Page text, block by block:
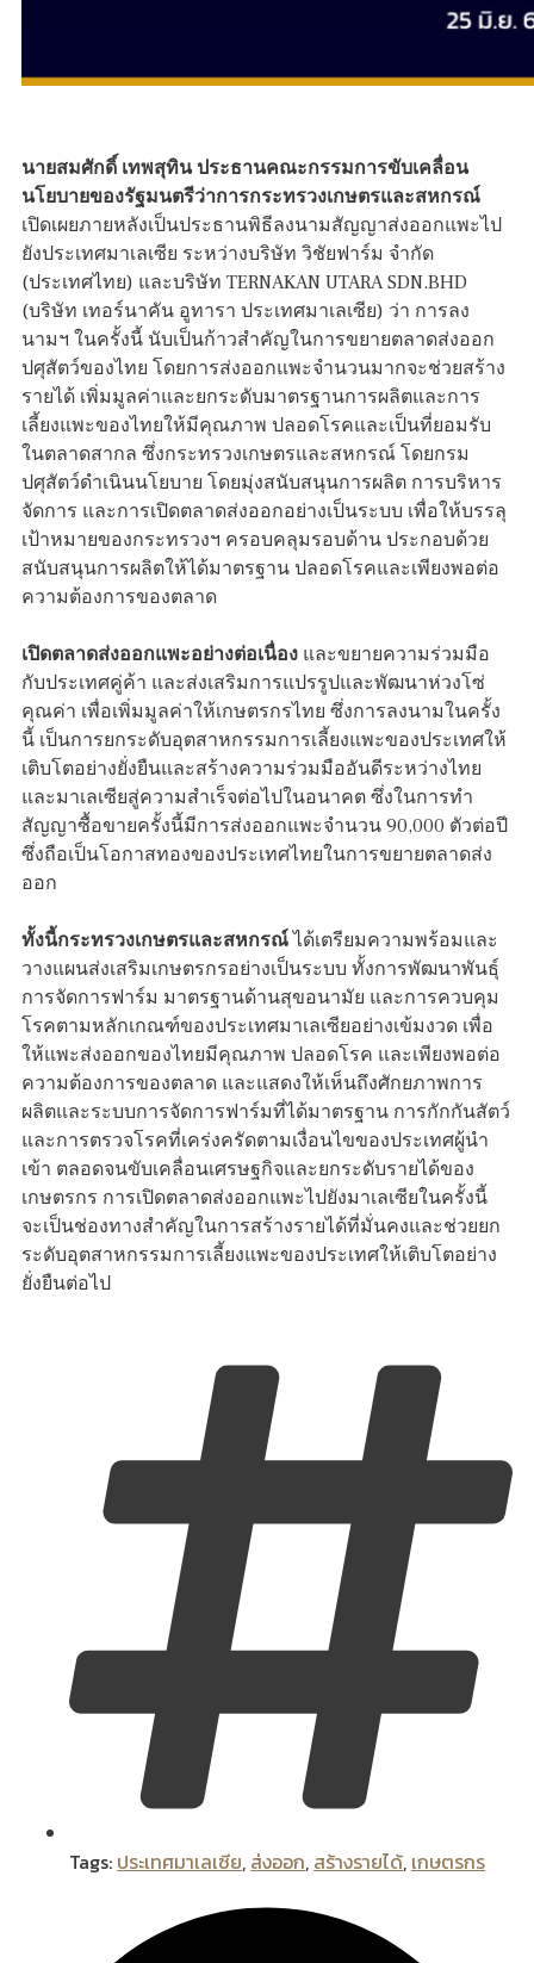
นายสมศักดิ์ เทพสุทิน ประธานคณะกรรมการขับเคลื่อน
นโยบายของรัฐมนตรีว่าการกระทรวงเกษตรและสหกรณ์
เปิดเผยภายหลังเป็นประธานพิธีลงนามสัญญาส่งออกแพะไป
ยังประเทศมาเลเซีย ระหว่างบริษัท วิชัยฟาร์ม จำกัด
(ประเทศไทย) และบริษัท TERNAKAN UTARA SDN.BHD
(บริษัท เทอร์นาคัน อูทารา ประเทศมาเลเซีย) ว่า การลง
นามฯ ในครั้งนี้ นับเป็นก้าวสำคัญในการขยายตลาดส่งออก
ปศุสัตว์ของไทย โดยการส่งออกแพะจำนวนมากจะช่วยสร้าง
รายได้ เพิ่มมูลค่าและยกระดับมาตรฐานการผลิตและการ
เลี้ยงแพะของไทยให้มีคุณภาพ ปลอดโรคและเป็นที่ยอมรับ
ในตลาดสากล ซึ่งกระทรวงเกษตรและสหกรณ์ โดยกรม
ปศุสัตว์ดำเนินนโยบาย โดยมุ่งสนับสนุนการผลิต การบริหาร
จัดการ และการเปิดตลาดส่งออกอย่างเป็นระบบ เพื่อให้บรรลุ
เป้าหมายของกระทรวงฯ ครอบคลุมรอบด้าน ประกอบด้วย
สนับสนุนการผลิตให้ได้มาตรฐาน ปลอดโรคและเพียงพอต่อ
ความต้องการของตลาด
เปิดตลาดส่งออกแพะอย่างต่อเนื่อง และขยายความร่วมมือ
กับประเทศคู่ค้า และส่งเสริมการแปรรูปและพัฒนาห่วงโซ่
คุณค่า เพื่อเพิ่มมูลค่าให้เกษตรกรไทย ซึ่งการลงนามในครั้ง
นี้ เป็นการยกระดับอุตสาหกรรมการเลี้ยงแพะของประเทศให้
เติบโตอย่างยั่งยืนและสร้างความร่วมมืออันดีระหว่างไทย
และมาเลเซียสู่ความสำเร็จต่อไปในอนาคต ซึ่งในการทำ
สัญญาซื้อขายครั้งนี้มีการส่งออกแพะจำนวน 90,000 ตัวต่อปี
ซึ่งถือเป็นโอกาสทองของประเทศไทยในการขยายตลาดส่ง
ออก
ทั้งนี้กระทรวงเกษตรและสหกรณ์ได้เตรียมความพร้อมและ
วางแผนส่งเสริมเกษตรกรอย่างเป็นระบบ ทั้งการพัฒนาพันธุ์
การจัดการฟาร์ม มาตรฐานด้านสุขอนามัย และการควบคุม
โรคตามหลักเกณฑ์ของประเทศมาเลเซียอย่างเข้มงวด เพื่อ
ให้แพะส่งออกของไทยมีคุณภาพ ปลอดโรค และเพียงพอต่อ
ความต้องการของตลาด และแสดงให้เห็นถึงศักยภาพการ
ผลิตและระบบการจัดการฟาร์มที่ได้มาตรฐาน การกักกันสัตว์
และการตรวจโรคที่เคร่งครัดตามเงื่อนไขของประเทศผู้นำ
เข้า ตลอดจนขับเคลื่อนเศรษฐกิจและยกระดับรายได้ของ
เกษตรกร การเปิดตลาดส่งออกแพะไปยังมาเลเซียในครั้งนี้
จะเป็นช่องทางสำคัญในการสร้างรายได้ที่มั่นคงและช่วยยก
ระดับอุตสาหกรรมการเลี้ยงแพะของประเทศให้เติบโตอย่าง
ยั่งยืนต่อไป
Tags: ประเทศมาเลเซีย, ส่งออก, สร้างรายได้, เกษตรกร